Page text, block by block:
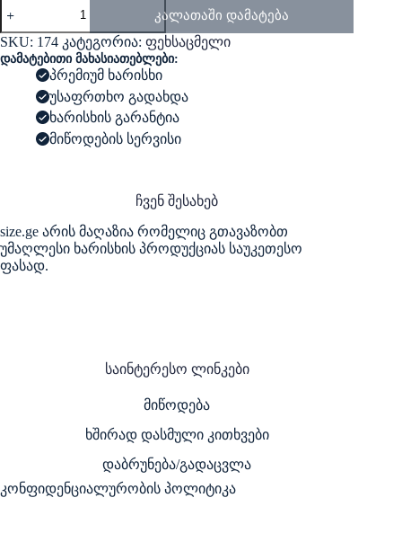
Premiata
Sneakers
Low
Top
კალათაში დამატება
SKU: 174 კატეგორია: ფეხსაცმელი
დამატებითი მახასიათებლები:
პრემიუმ ხარისხი
უსაფრთხო გადახდა
ხარისხის გარანტია
მიწოდების სერვისი
ჩვენ შესახებ
size.ge არის მაღაზია რომელიც გთავაზობთ
უმაღლესი ხარისხის პროდუქციას საუკეთესო
ფასად.
საინტერესო ლინკები
მიწოდება
ხშირად დასმული კითხვები
დაბრუნება/გადაცვლა
კონფიდენციალურობის პოლიტიკა